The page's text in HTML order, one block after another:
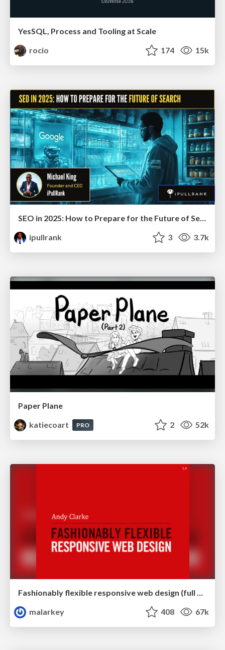
YesSQL, Process and Tooling at Scale
rocio
174 15k
SEO in 2025: How to Prepare for the Future of Search
ipullrank
3 3.7k
Paper Plane
katiecoart
PRO 2 52k
Fashionably flexible responsive web design (full day workshop)
malarkey
408 67k